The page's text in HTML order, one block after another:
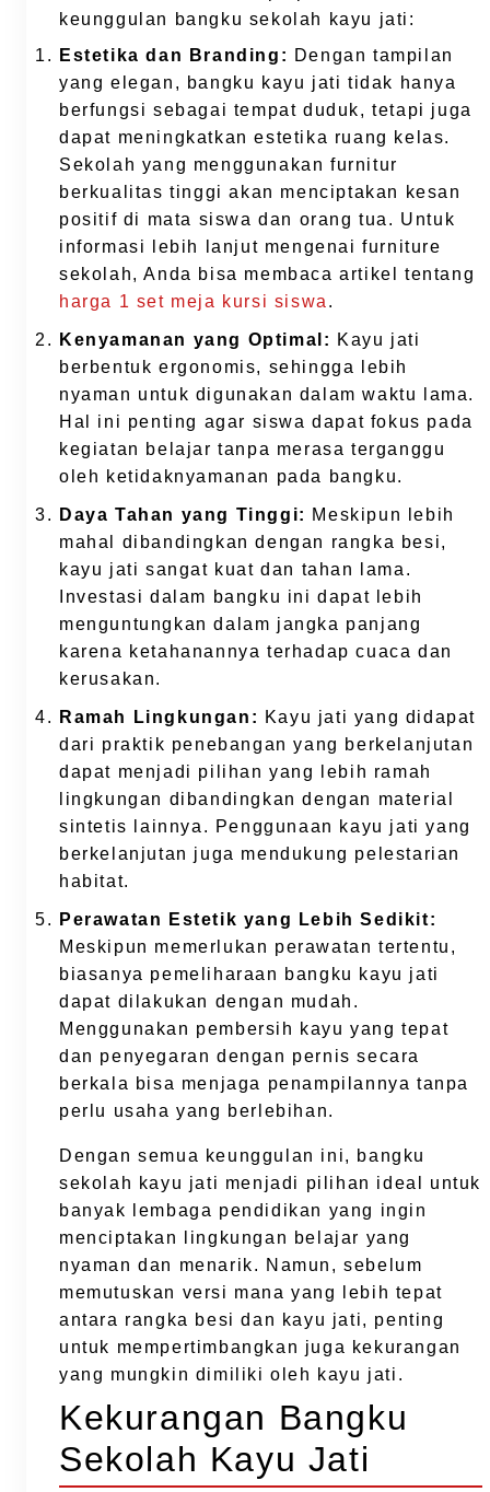
keunggulan bangku sekolah kayu jati:
Estetika dan Branding: Dengan tampilan
yang elegan, bangku kayu jati tidak hanya
berfungsi sebagai tempat duduk, tetapi juga
dapat meningkatkan estetika ruang kelas.
Sekolah yang menggunakan furnitur
berkualitas tinggi akan menciptakan kesan
positif di mata siswa dan orang tua. Untuk
informasi lebih lanjut mengenai furniture
sekolah, Anda bisa membaca artikel tentang
harga 1 set meja kursi siswa .
Kenyamanan yang Optimal: Kayu jati
berbentuk ergonomis, sehingga lebih
nyaman untuk digunakan dalam waktu lama.
Hal ini penting agar siswa dapat fokus pada
kegiatan belajar tanpa merasa terganggu
oleh ketidaknyamanan pada bangku.
Daya Tahan yang Tinggi: Meskipun lebih
mahal dibandingkan dengan rangka besi,
kayu jati sangat kuat dan tahan lama.
Investasi dalam bangku ini dapat lebih
menguntungkan dalam jangka panjang
karena ketahanannya terhadap cuaca dan
kerusakan.
Ramah Lingkungan: Kayu jati yang didapat
dari praktik penebangan yang berkelanjutan
dapat menjadi pilihan yang lebih ramah
lingkungan dibandingkan dengan material
sintetis lainnya. Penggunaan kayu jati yang
berkelanjutan juga mendukung pelestarian
habitat.
Perawatan Estetik yang Lebih Sedikit:
Meskipun memerlukan perawatan tertentu,
biasanya pemeliharaan bangku kayu jati
dapat dilakukan dengan mudah.
Menggunakan pembersih kayu yang tepat
dan penyegaran dengan pernis secara
berkala bisa menjaga penampilannya tanpa
perlu usaha yang berlebihan.
Dengan semua keunggulan ini, bangku
sekolah kayu jati menjadi pilihan ideal untuk
banyak lembaga pendidikan yang ingin
menciptakan lingkungan belajar yang
nyaman dan menarik. Namun, sebelum
memutuskan versi mana yang lebih tepat
antara rangka besi dan kayu jati, penting
untuk mempertimbangkan juga kekurangan
yang mungkin dimiliki oleh kayu jati.
Kekurangan Bangku
Sekolah Kayu Jati